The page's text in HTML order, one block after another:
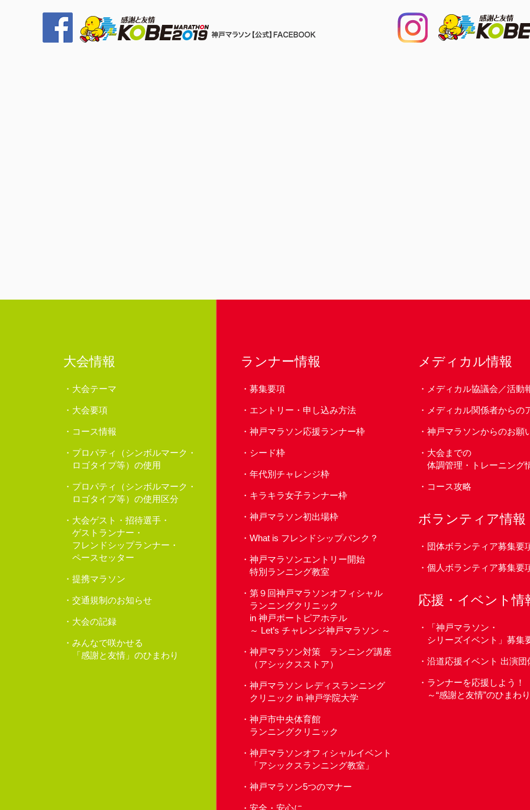
大会情報
大会テーマ
大会要項
コース情報
プロパティ（シンボルマーク・
ロゴタイプ等）の使用
プロパティ（シンボルマーク・
ロゴタイプ等）の使用区分
大会ゲスト・招待選手・
ゲストランナー・
フレンドシップランナー・
ペースセッター
提携マラソン
交通規制のお知らせ
大会の記録
みんなで咲かせる
「感謝と友情」のひまわり
ランナー情報
募集要項
エントリー・申し込み方法
神戸マラソン応援ランナー枠
シード枠
年代別チャレンジ枠
キラキラ女子ランナー枠
神戸マラソン初出場枠
What is フレンドシップバンク？
神戸マラソンエントリー開始
特別ランニング教室
第９回神戸マラソンオフィシャル
ランニングクリニック
in 神戸ポートピアホテル
～ Let’s チャレンジ神戸マラソン ～
神戸マラソン対策 ランニング講座
（アシックスストア）
神戸マラソン レディスランニング
クリニック in 神戸学院大学
神戸市中央体育館
ランニングクリニック
神戸マラソンオフィシャルイベント
「アシックスランニング教室」
神戸マラソン5つのマナー
安全・安心に
メディカル情報
メディカル協議会／活動
メディカル関係者からの
神戸マラソンからのお願
大会までの
体調管理・トレーニング
コース攻略
ボランティア情報
団体ボランティア募集要
個人ボランティア募集要
応援・イベント情
「神戸マラソン・
シリーズイベント」募集
沿道応援イベント 出演団
ランナーを応援しよう！
～“感謝と友情”のひまわ